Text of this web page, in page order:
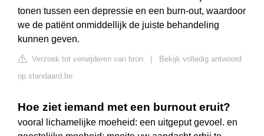
tonen tussen een depressie en een burn-out, waardoor
we de patiënt onmiddellijk de juiste behandeling
kunnen geven.
Verzoek tot verwijderen van bron
Bekijk volledig antwoord
op standaard.be
Hoe ziet iemand met een burnout eruit?
vooral lichamelijke moeheid: een uitgeput gevoel. en